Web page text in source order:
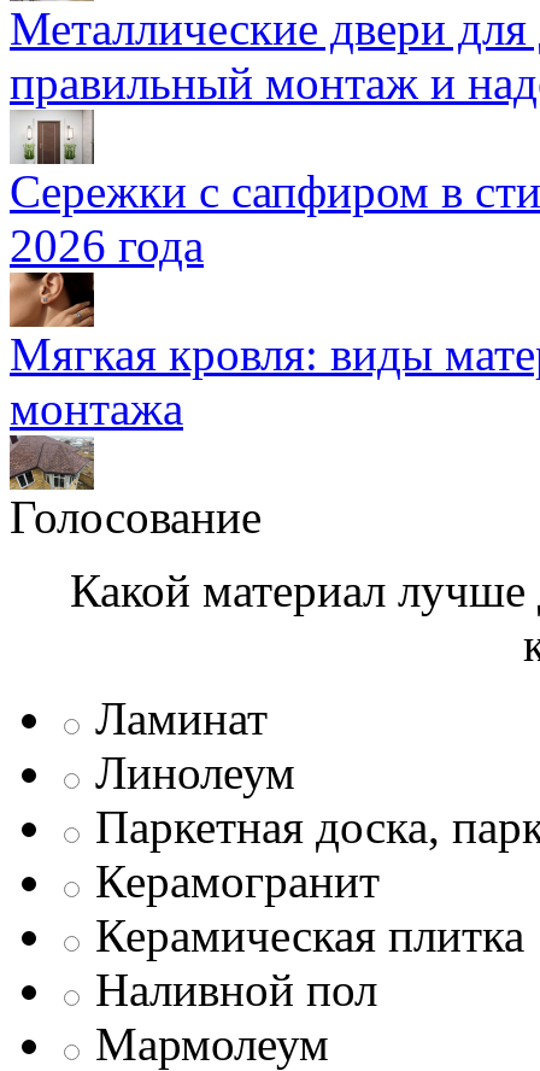
Металлические двери
правильный монтаж и
Сережки с сапфиром в
2026 года
Мягкая кровля: виды
монтажа
Голосование
Какой материал
Ламинат
Линолеум
Паркетная доска,
Керамогранит
Керамическая плитка
Наливной пол
Мармолеум